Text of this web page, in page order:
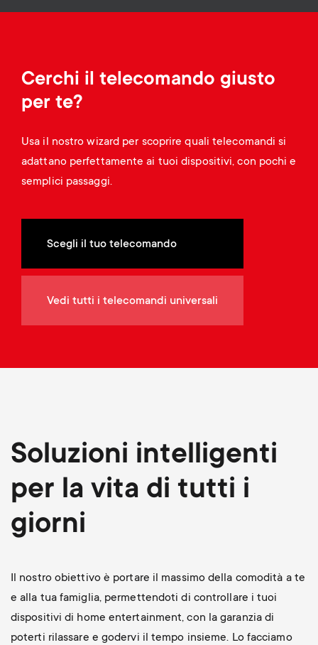
n
r
y
p
r
d
u
c
e
n
u
o
d
a
r
y
s
u
p
p
o
m
e
n
u
Cerchi il telecomando giusto
per te?
Usa il nostro wizard per scoprire quali telecomandi si
adattano perfettamente ai tuoi dispositivi, con pochi e
semplici passaggi.
Scegli il tuo telecomando
Vedi tutti i telecomandi universali
Soluzioni intelligenti
per la vita di tutti i
giorni
Il nostro obiettivo è portare il massimo della comodità a te
e alla tua famiglia, permettendoti di controllare i tuoi
dispositivi di home entertainment, con la garanzia di
poterti rilassare e godervi il tempo insieme. Lo facciamo